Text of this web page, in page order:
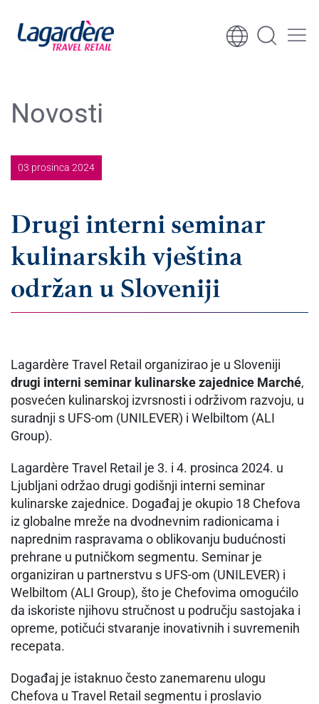
Skoči na sadržaj
Novosti
03 prosinca 2024
Drugi interni seminar
kulinarskih vještina
održan u Sloveniji
Lagardère Travel Retail organizirao je u Sloveniji
drugi interni seminar kulinarske zajednice Marché,
posvećen kulinarskoj izvrsnosti i održivom razvoju, u
suradnji s UFS-om (UNILEVER) i Welbiltom (ALI
Group).
Lagardère Travel Retail je 3. i 4. prosinca 2024. u
Ljubljani održao drugi godišnji interni seminar
kulinarske zajednice. Događaj je okupio 18 Chefova
iz globalne mreže na dvodnevnim radionicama i
naprednim raspravama o oblikovanju budućnosti
prehrane u putničkom segmentu. Seminar je
organiziran u partnerstvu s UFS-om (UNILEVER) i
Welbiltom (ALI Group), što je Chefovima omogućilo
da iskoriste njihovu stručnost u području sastojaka i
opreme, potičući stvaranje inovativnih i suvremenih
recepata.
Događaj je istaknuo često zanemarenu ulogu
Chefova u Travel Retail segmentu i proslavio